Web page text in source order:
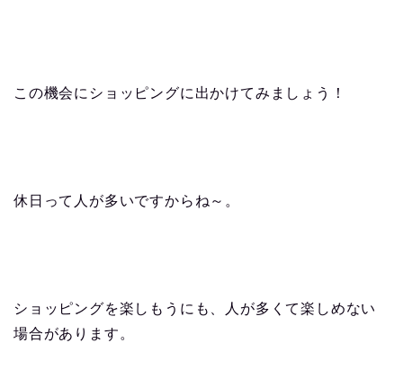
この機会にショッピングに出かけてみましょう！
休日って人が多いですからね～。
ショッピングを楽しもうにも、人が多くて楽しめない
場合があります。